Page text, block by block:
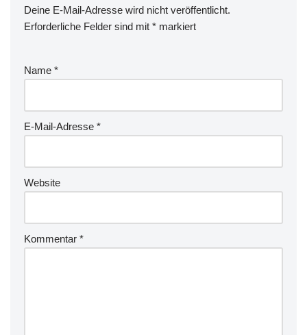
Deine E-Mail-Adresse wird nicht veröffentlicht.
Erforderliche Felder sind mit * markiert
Name *
E-Mail-Adresse *
Website
Kommentar *